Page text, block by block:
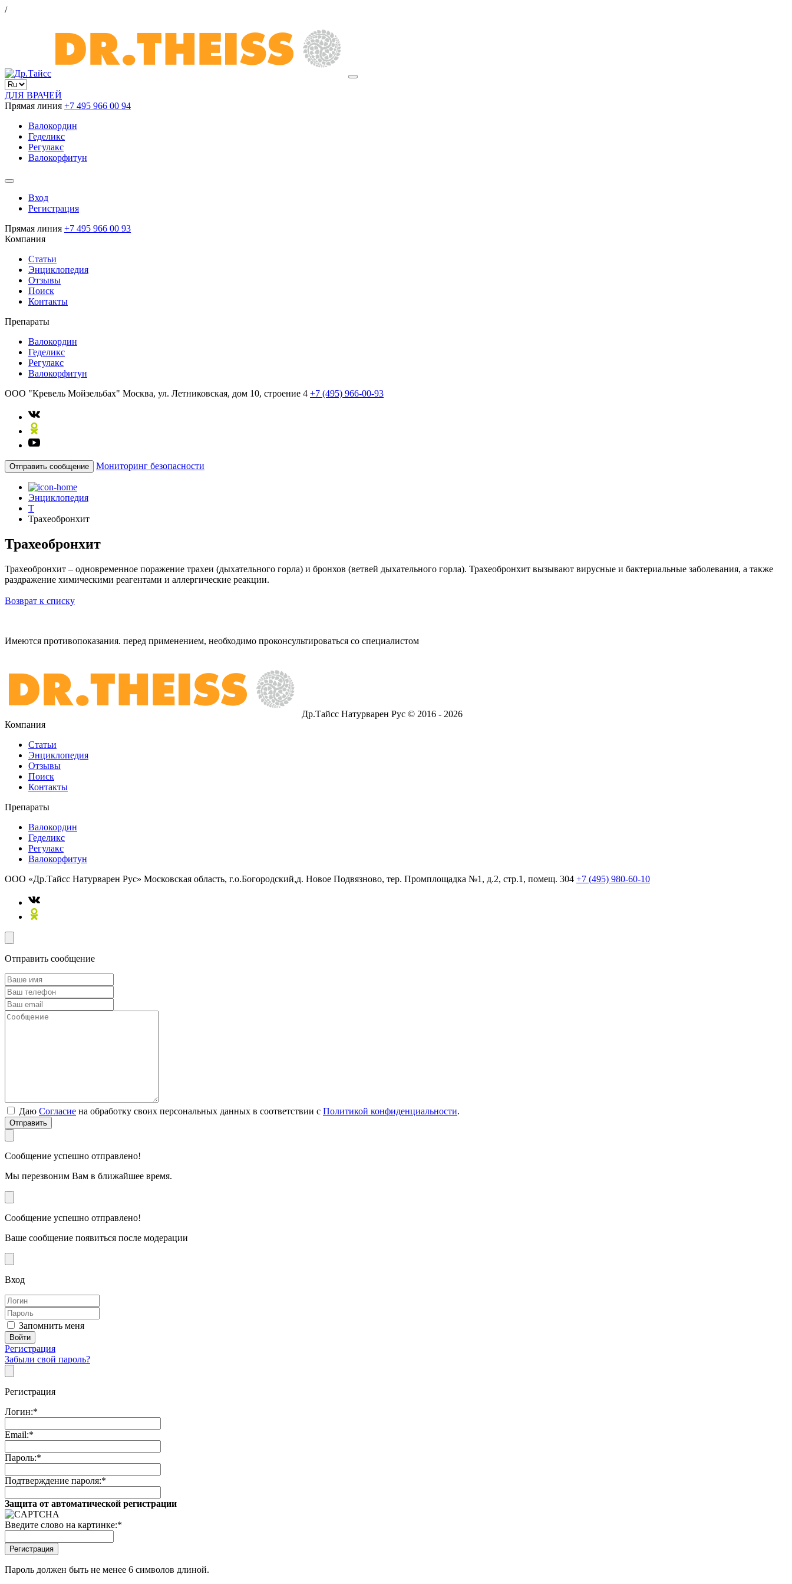
/
ДЛЯ ВРАЧЕЙ
Прямая линия +7 495 966 00 94
Валокордин
Геделикс
Регулакс
Валокорфитун
Вход
Регистрация
Прямая линия +7 495 966 00 93
Компания
Статьи
Энциклопедия
Отзывы
Поиск
Контакты
Препараты
Валокордин
Геделикс
Регулакс
Валокорфитун
ООО "Кревель Мойзельбах" Москва, ул. Летниковская, дом 10, строение 4 +7 (495) 966-00-93
Отправить сообщение Мониторинг безопасности
Энциклопедия
Т
Трахеобронхит
Трахеобронхит
Трахеобронхит – одновременное поражение трахеи (дыхательного горла) и бронхов (ветвей дыхательного горла). Трахеобронхит вызывают вирусные и бактериальные заболевания, а также
раздражение химическими реагентами и аллергические реакции.
Возврат к списку
Имеются противопоказания. перед применением, необходимо проконсультироваться со специалистом
Др.Тайсс Натурварен Рус © 2016 - 2026
Компания
Статьи
Энциклопедия
Отзывы
Поиск
Контакты
Препараты
Валокордин
Геделикс
Регулакс
Валокорфитун
ООО «Др.Тайсс Натурварен Рус» Московская область, г.о.Богородский,д. Новое Подвязново, тер. Промплощадка №1, д.2, стр.1, помещ. 304 +7 (495) 980-60-10
Отправить сообщение
Даю Согласие на обработку своих персональных данных в соответствии с Политикой конфиденциальности.
Отправить
Сообщение успешно отправлено!
Мы перезвоним Вам в ближайшее время.
Сообщение успешно отправлено!
Ваше сообщение появиться после модерации
Вход
Запомнить меня
Регистрация
Забыли свой пароль?
Регистрация
Логин:*
Email:*
Пароль:*
Подтверждение пароля:*
Защита от автоматической регистрации
Введите слово на картинке:*
Пароль должен быть не менее 6 символов длиной.